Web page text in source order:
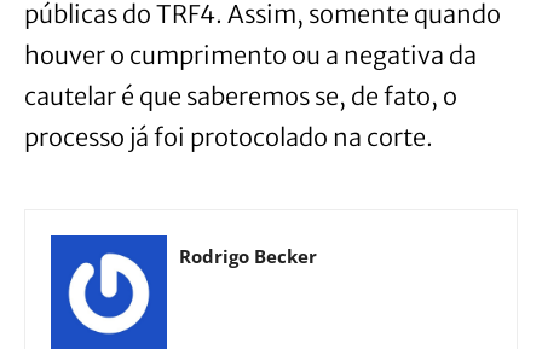
públicas do TRF4. Assim, somente quando
houver o cumprimento ou a negativa da
cautelar é que saberemos se, de fato, o
processo já foi protocolado na corte.
Rodrigo Becker